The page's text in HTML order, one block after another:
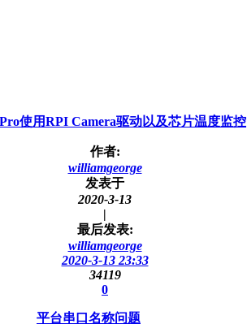
使用RPI Camera驱动以及芯片温度监控
作者:
williamgeorge
发表于
2020-3-13
|
最后发表:
williamgeorge
2020-3-13 23:33
34119
0
平台串口名称问题